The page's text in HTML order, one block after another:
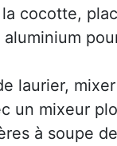
cocotte,
laurier,
un mixeur
à soupe